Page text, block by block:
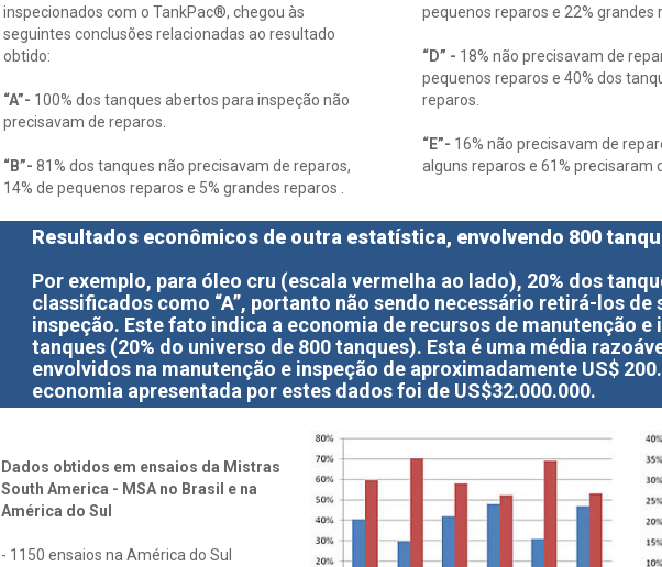
inspecionados com o TankPac®, chegou às
seguintes conclusões relacionadas ao resultado
obtido:
“A”- 100% dos tanques abertos para inspeção não
precisavam de reparos.
“B”- 81% dos tanques não precisavam de reparos,
14% de pequenos reparos e 5% grandes reparos .
pequenos reparos e 22% grandes
“D” - 18% não precisavam de
pequenos reparos e 40% dos
reparos.
“E”- 16% não precisavam de
alguns reparos e 61% precisaram
Resultados econômicos de outra estatística, envolvendo 800
Por exemplo, para óleo cru (escala vermelha ao lado), 20% dos
classificados como “A”, portanto não sendo necessário retirá-los de
inspeção. Este fato indica a economia de recursos de manutenção e
tanques (20% do universo de 800 tanques). Esta é uma média
envolvidos na manutenção e inspeção de aproximadamente US$
economia apresentada por estes dados foi de US$32.000.000.
Dados obtidos em ensaios da Mistras
South America - MSA no Brasil e na
América do Sul
- 1150 ensaios na América do Sul